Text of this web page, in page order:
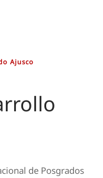
Ajusco
de Posgrados